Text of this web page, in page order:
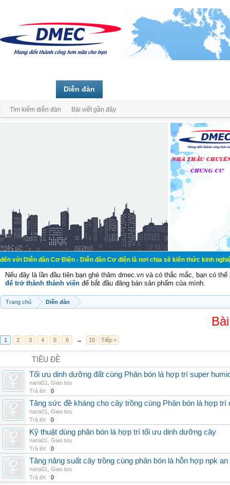
đàn Cơ Điện - Diễn đàn Cơ điện là nơi chia sẽ kiến thức kinh nghiệm
Nếu đây là lần đầu tiên bạn ghé thăm dmec.vn và có thắc mắc, bạn có
để trở thành thành viên để bắt đầu đăng bán sản phẩm của mình.
Trang chủ Diễn đàn
1 2 3 4 5 6 → 10 Tiếp >
TIÊU ĐỀ
Tối ưu dinh dưỡng đất cùng Phân bón lá hợp trí super
nana01
Giao lưu
Trả lời:
0
Tăng sức đề kháng cho cây trồng cùng Phân bón lá hợp trí
nana01
Giao lưu
Trả lời:
0
Kỹ thuật dùng phân bón lá hợp trí tối ưu dinh dưỡng cây
nana01
Giao lưu
Trả lời:
0
Tăng năng suất cây trồng cùng phân bón lá hỗn hợp npk an
nana01
Giao lưu
Trả lời:
0
Diễn đàn
Tìm kiếm diễn đàn Bài viết gần đây